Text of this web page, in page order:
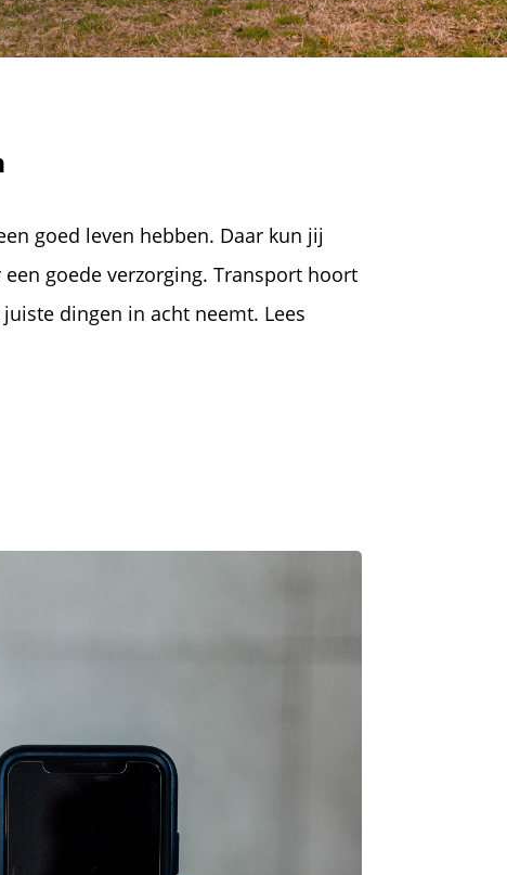
goed leven hebben. Daar kun jij
goede verzorging. Transport hoort
dingen in acht neemt. Lees